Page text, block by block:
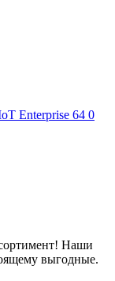
Enterprise 64 0
Наши
выгодные.